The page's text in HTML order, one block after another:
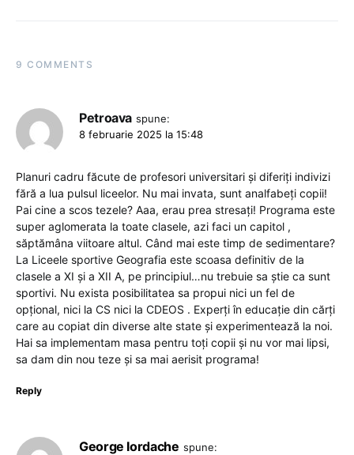
9 COMMENTS
Petroava spune:
8 februarie 2025 la 15:48
Planuri cadru făcute de profesori universitari și diferiți indivizi
fără a lua pulsul liceelor. Nu mai invata, sunt analfabeți copii!
Pai cine a scos tezele? Aaa, erau prea stresați! Programa este
super aglomerata la toate clasele, azi faci un capitol ,
săptămâna viitoare altul. Când mai este timp de sedimentare?
La Liceele sportive Geografia este scoasa definitiv de la
clasele a XI și a XII A, pe principiul…nu trebuie sa știe ca sunt
sportivi. Nu exista posibilitatea sa propui nici un fel de
opțional, nici la CS nici la CDEOS . Experți în educație din cărți
care au copiat din diverse alte state și experimentează la noi.
Hai sa implementam masa pentru toți copii și nu vor mai lipsi,
sa dam din nou teze și sa mai aerisit programa!
Reply
George Iordache spune: